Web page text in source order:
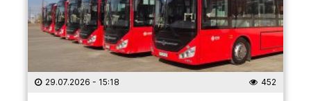
29.07.2026 - 15:18 452